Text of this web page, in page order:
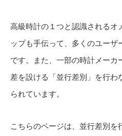
高級時計の１つと認識されるオ
ップも手伝って、多くのユーザ
です。また、一部の時計メーカ
差を設ける「並行差別」を行わ
られています。
こちらのページは、並行差別